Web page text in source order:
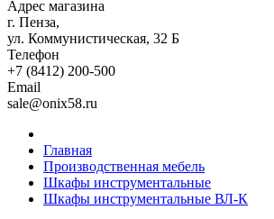
Адрес магазина
г. Пенза,
ул. Коммунистическая, 32 Б
Телефон
+7 (8412) 200-500
Email
sale@onix58.ru
Главная
Производственная мебель
Шкафы инструментальные
Шкафы инструментальные ВЛ-К